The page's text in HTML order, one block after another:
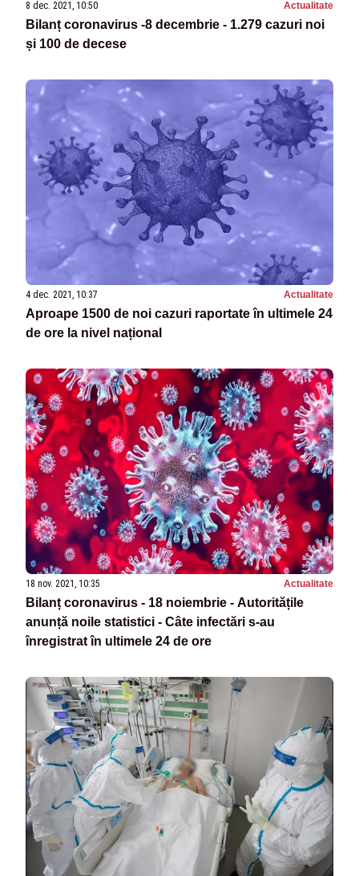
8 dec. 2021, 10:50 Actualitate
Bilanț coronavirus -8 decembrie - 1.279 cazuri noi
și 100 de decese
4 dec. 2021, 10:37 Actualitate
Aproape 1500 de noi cazuri raportate în ultimele 24
de ore la nivel național
18 nov. 2021, 10:35 Actualitate
Bilanț coronavirus - 18 noiembrie - Autoritățile
anunță noile statistici - Câte infectări s-au
înregistrat în ultimele 24 de ore